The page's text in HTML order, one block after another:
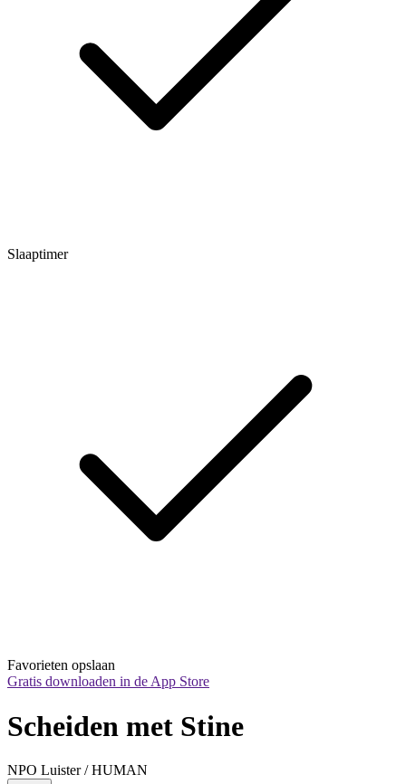
Slaaptimer
Favorieten opslaan
Gratis downloaden in de App Store
Scheiden met Stine
NPO Luister / HUMAN